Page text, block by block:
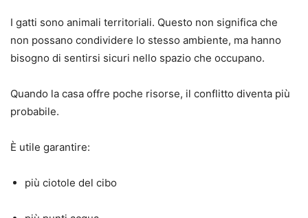
I gatti sono animali territoriali. Questo non significa che
non possano condividere lo stesso ambiente, ma hanno
bisogno di sentirsi sicuri nello spazio che occupano.
Quando la casa offre poche risorse, il conflitto diventa più
probabile.
È utile garantire:
più ciotole del cibo